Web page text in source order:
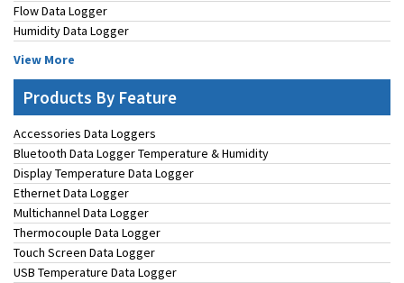
Flow Data Logger
Humidity Data Logger
View More
Products By Feature
Accessories Data Loggers
Bluetooth Data Logger Temperature & Humidity
Display Temperature Data Logger
Ethernet Data Logger
Multichannel Data Logger
Thermocouple Data Logger
Touch Screen Data Logger
USB Temperature Data Logger